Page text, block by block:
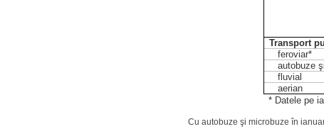
Transport
feroviar*
autobuze
fluvial
aerian
* Datele pe
Cu autobuze şi microbuze în